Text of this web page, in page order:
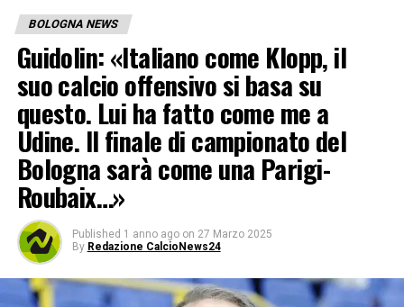
BOLOGNA NEWS
Guidolin: «Italiano come Klopp, il
suo calcio offensivo si basa su
questo. Lui ha fatto come me a
Udine. Il finale di campionato del
Bologna sarà come una Parigi-
Roubaix…»
Published 1 anno ago on 27 Marzo 2025
By Redazione CalcioNews24